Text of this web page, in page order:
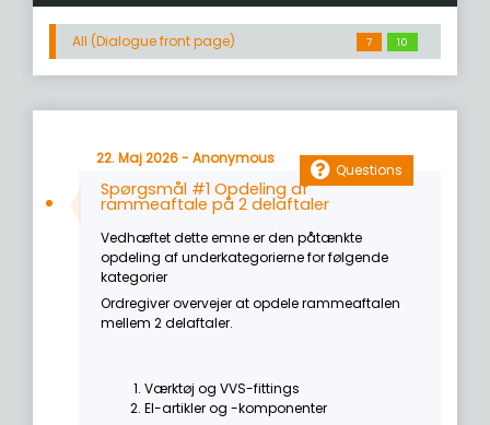
All (Dialogue front page) 7 10
22. Maj 2026 - Anonymous
Questions
Spørgsmål #1 Opdeling af
rammeaftale på 2 delaftaler
Vedhæftet dette emne er den påtænkte
opdeling af underkategorierne for følgende
kategorier
Ordregiver overvejer at opdele rammeaftalen
mellem 2 delaftaler.
Værktøj og VVS-fittings
El-artikler og -komponenter